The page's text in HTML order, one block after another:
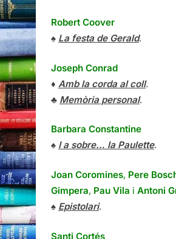
Robert Coover
♠ La festa de Gerald.
Joseph Conrad
♦ Amb la corda al coll.
♣ Memòria personal.
Barbara Constantine
♠ I a sobre… la Paulette.
Joan Coromines, Pere
Gimpera, Pau Vila i Antoni
♠ Epistolari.
Santi Cortés